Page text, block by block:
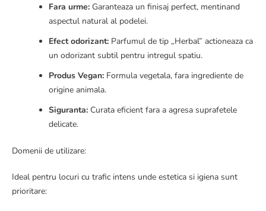
Fara urme: Garanteaza un finisaj perfect, mentinand
aspectul natural al podelei.
Efect odorizant: Parfumul de tip „Herbal” actioneaza ca
un odorizant subtil pentru intregul spatiu.
Produs Vegan: Formula vegetala, fara ingrediente de
origine animala.
Siguranta: Curata eficient fara a agresa suprafetele
delicate.
Domenii de utilizare:
Ideal pentru locuri cu trafic intens unde estetica si igiena sunt
prioritare: